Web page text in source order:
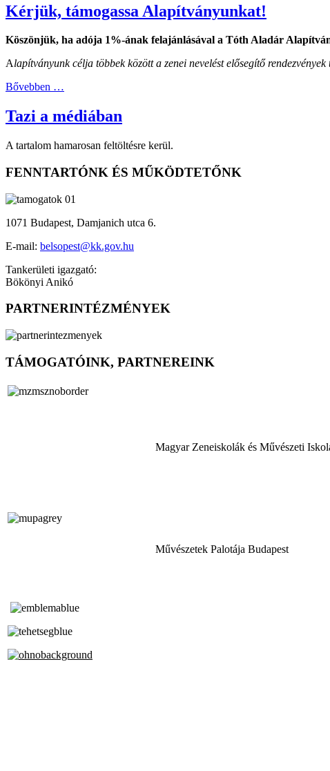
Kérjük, támogassa Alapítványunkat!
Köszönjük, ha adója 1%-ának felajánlásával a Tóth Aladár
Alapítványunk célja többek között a zenei nevelést elősegítő
Bővebben …
Tazi a médiában
A tartalom hamarosan feltöltésre kerül.
FENNTARTÓNK ÉS MŰKÖDTETŐNK
1071 Budapest, Damjanich utca 6.
E-mail: belsopest@kk.gov.hu
Tankerületi igazgató:
Bökönyi Anikó
PARTNERINTÉZMÉNYEK
TÁMOGATÓINK, PARTNEREINK
Magyar Zeneiskolák és Művészeti
Művészetek Palotája Budapest